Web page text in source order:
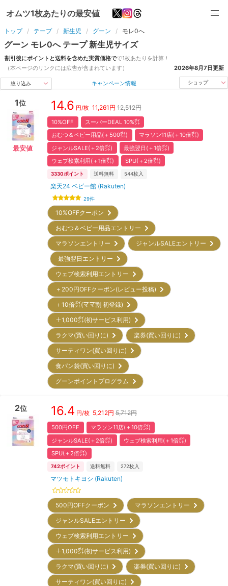
オムツ1枚あたりの最安値
トップ テープ 新生児 グーン モレ0へ
グーン モレ0へ テープ 新生児サイズ
割引後にポイントと送料を含めた実質価格でで1枚あたりを計算！
（本ページのリンクには広告が含まれています）
2026年8月7日更新
絞り込み キャンペーン情報 ショップ
1位
最安値
14.6 円/枚 11,261 円 12,512円
10%OFF
スーパーDEAL 10%㌽
おむつ＆ベビー用品(＋500㌽)
マラソン11店(＋10倍㌽)
ジャンルSALE(＋2倍㌽)
最強翌日(＋1倍㌽)
ウェブ検索利用(＋1倍㌽)
SPU(＋2倍㌽)
3330ポイント 送料無料 544枚入
楽天24 ベビー館 (Rakuten)
29件
10%OFFクーポン
おむつ＆ベビー用品エントリー
マラソンエントリー
ジャンルSALEエントリー
最強翌日エントリー
ウェブ検索利用エントリー
＋200円OFFクーポン(レビュー投稿)
＋10倍㌽(ママ割 初登録)
＋1,000㌽(初サービス利用)
ラクマ(買い回りに)
楽券(買い回りに)
サーティワン(買い回りに)
食パン袋(買い回りに)
グーンポイントプログラム
2位 16.4 円/枚 5,212円 5,712円
500円OFF
マラソン11店(＋10倍㌽)
ジャンルSALE(＋2倍㌽)
ウェブ検索利用(＋1倍㌽)
SPU(＋2倍㌽)
742ポイント 送料無料 272枚入
マツモトキヨシ (Rakuten)
500円OFFクーポン
マラソンエントリー
ジャンルSALEエントリー
ウェブ検索利用エントリー
＋1,000㌽(初サービス利用)
ラクマ(買い回りに)
楽券(買い回りに)
サーティワン(買い回りに)